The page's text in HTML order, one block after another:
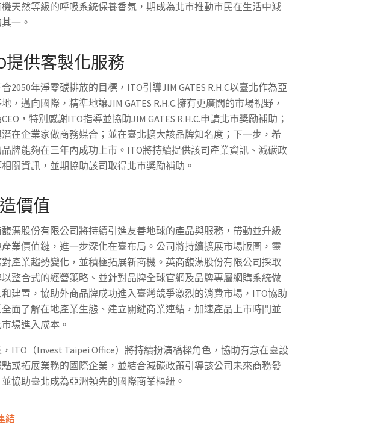
天然等級的呼吸系統保養香氛，期成為北市推動市民在生活中減
一。
提供客製化服務
2050年淨零碳排放的目標，ITO引導JIM GATES R.H.C以臺北作為亞
，邁向國際，精準地讓JIM GATES R.H.C.擁有更廣闊的市場視野，
，特別感謝ITO指導並協助JIM GATES R.H.C.申請北市獎勵補助；
潛在企業家做商務媒合；並在臺北擴大該品牌知名度；下一步，希
牌能夠在三年內成功上市。ITO將持續提供該司產業資訊、減碳政
關資訊，並期協助該司取得北市獎勵補助。
價值
濝股份有限公司將持續引進友善地球的產品與服務，帶動並升級
業價值鏈，進一步深化在臺布局。公司將持續擴展市場版圖，靈
對產業趨勢變化，並積極拓展新商機。英商馥濝股份有限公司採取
以整合式的經營策略、並針對品牌全球官網及品牌專屬網購系統做
和建置，協助外商品牌成功進入臺灣競爭激烈的消費市場，ITO協助
面了解在地產業生態、建立關鍵商業連結，加速產品上市時間並
場進入成本。
ITO（Invest Taipei Office）將持續扮演橋樑角色，協助有意在臺設
點或拓展業務的國際企業，並結合減碳政策引導該公司未來商務發
協助臺北成為亞洲領先的國際商業樞紐。
結